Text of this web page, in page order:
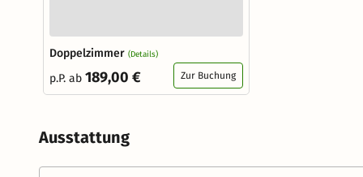
Doppelzimmer (Details)
p.P. ab 189,00 € Zur Buchung
Ausstattung